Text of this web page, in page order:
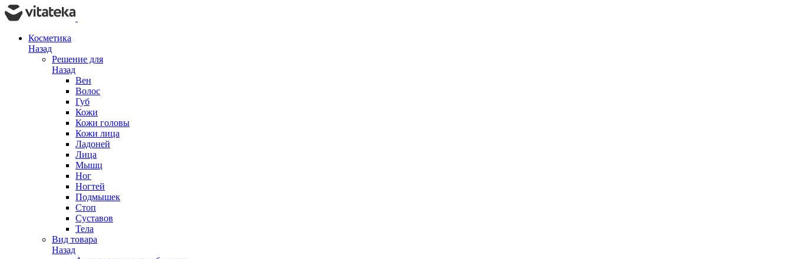
Косметика
Назад
Решение для
Назад
Вен
Волос
Губ
Кожи
Кожи головы
Кожи лица
Ладоней
Лица
Мышц
Ног
Ногтей
Подмышек
Стоп
Суставов
Тела
Вид товара
Назад